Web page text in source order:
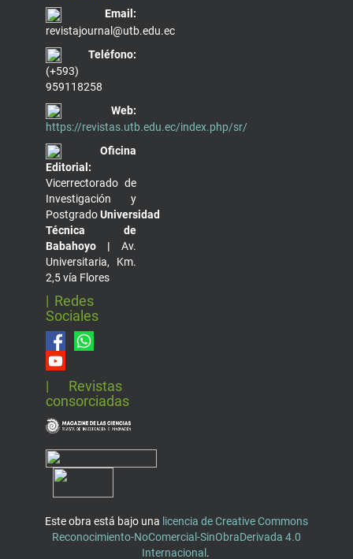
Email:
revistajournal@utb.edu.ec
Teléfono:
(+593)
959118258
Web:
https://revistas.utb.edu.ec/index.php/sr/
Oficina
Editorial:
Vicerrectorado de
Investigación y
PostgradoUniversidad
Técnica de
Babahoyo | Av.
Universitaria, Km.
2,5 vía Flores
| Redes
Sociales
| Revistas
consorciadas
Este obra está bajo una licencia de Creative Commons
Reconocimiento-NoComercial-SinObraDerivada 4.0
Internacional .